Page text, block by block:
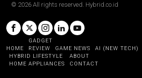
© 2026 All rights reserved. Hybrid.co.id
HOME
GADGET
REVIEW
GAME NEWS AI (NEW TECH)
HYBRID LIFESTYLE
HOME APPLIANCES
ABOUT
CONTACT